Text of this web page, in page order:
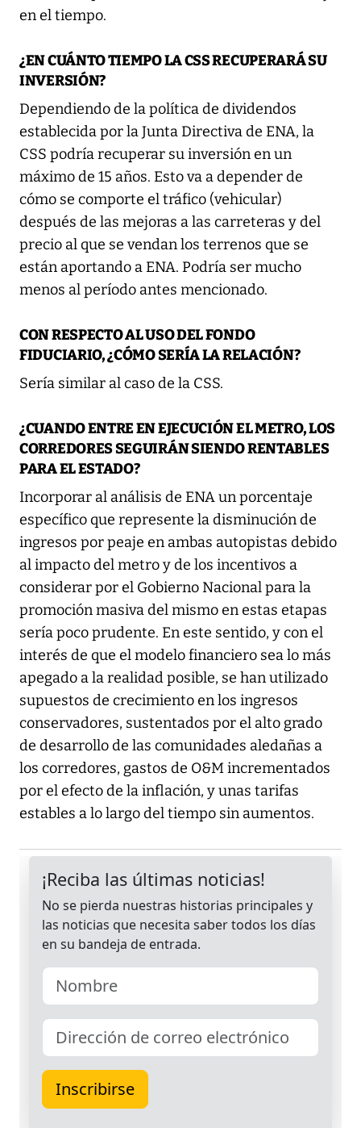
en el tiempo.
¿EN CUÁNTO TIEMPO LA CSS RECUPERARÁ SU
INVERSIÓN?
Dependiendo de la política de dividendos
establecida por la Junta Directiva de ENA, la
CSS podría recuperar su inversión en un
máximo de 15 años. Esto va a depender de
cómo se comporte el tráfico (vehicular)
después de las mejoras a las carreteras y del
precio al que se vendan los terrenos que se
están aportando a ENA. Podría ser mucho
menos al período antes mencionado.
CON RESPECTO AL USO DEL FONDO
FIDUCIARIO, ¿CÓMO SERÍA LA RELACIÓN?
Sería similar al caso de la CSS.
¿CUANDO ENTRE EN EJECUCIÓN EL METRO, LOS
CORREDORES SEGUIRÁN SIENDO RENTABLES
PARA EL ESTADO?
Incorporar al análisis de ENA un porcentaje
específico que represente la disminución de
ingresos por peaje en ambas autopistas debido
al impacto del metro y de los incentivos a
considerar por el Gobierno Nacional para la
promoción masiva del mismo en estas etapas
sería poco prudente. En este sentido, y con el
interés de que el modelo financiero sea lo más
apegado a la realidad posible, se han utilizado
supuestos de crecimiento en los ingresos
conservadores, sustentados por el alto grado
de desarrollo de las comunidades aledañas a
los corredores, gastos de O&M incrementados
por el efecto de la inflación, y unas tarifas
estables a lo largo del tiempo sin aumentos.